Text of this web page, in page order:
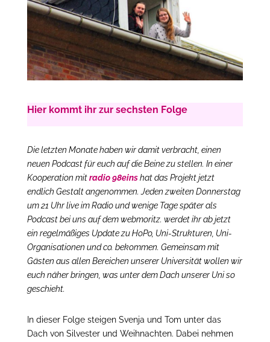
Hier kommt ihr zur sechsten Folge
Die letzten Monate haben wir damit verbracht, einen
neuen Podcast für euch auf die Beine zu stellen. In einer
Kooperation mitradio 98einshat das Projekt jetzt
endlich Gestalt angenommen. Jeden zweiten Donnerstag
um 21 Uhr live im Radio und wenige Tage später als
Podcast bei uns auf dem webmoritz. werdet ihr ab jetzt
ein regelmäßiges Update zu HoPo, Uni-Strukturen, Uni-
Organisationen und co. bekommen. Gemeinsam mit
Gästen aus allen Bereichen unserer Universität wollen wir
euch näher bringen, was unter dem Dach unserer Uni so
geschieht.
In dieser Folge steigen Svenja und Tom unter das
Dach von Silvester und Weihnachten. Dabei nehmen